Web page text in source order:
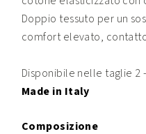
Doppio tessuto per un
comfort elevato,
Disponibile nelle taglie 2
Made in Italy
Composizione